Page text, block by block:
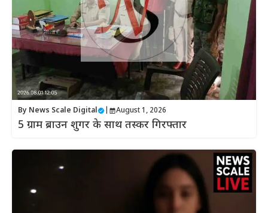
By News Scale Digital August 1, 2026
5 ग्राम ब्राउन शुगर के साथ तस्कर गिरफ्तार